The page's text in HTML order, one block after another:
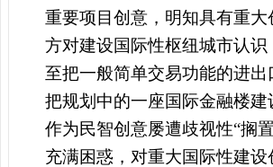
重要项目创意，明知具有重
方对建设国际性枢纽城市认
至把一般简单交易功能的进
把规划中的一座国际金融楼
作为民智创意屡遭歧视性“搁
充满困惑，对重大国际性建